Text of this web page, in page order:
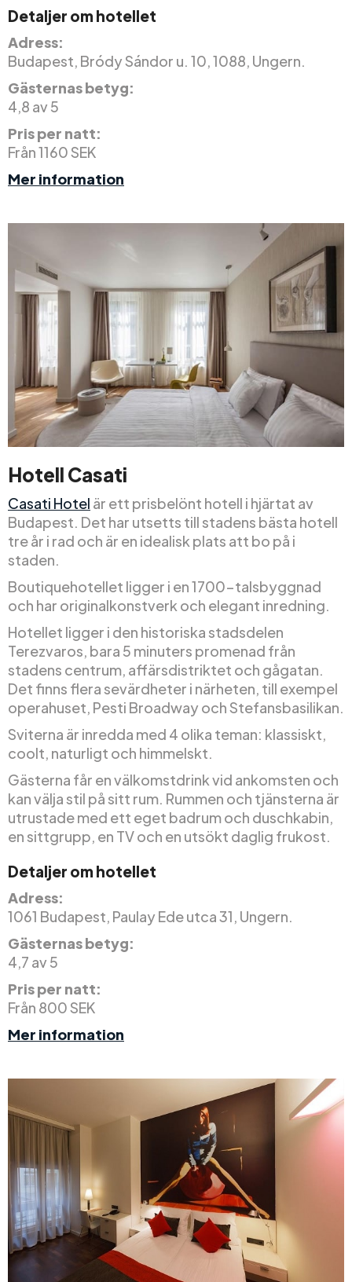
Detaljer om hotellet
Adress:
Budapest, Bródy Sándor u. 10, 1088, Ungern.
Gästernas betyg:
4,8 av 5
Pris per natt:
Från 1160 SEK
Mer information
Hotell Casati
Casati Hotel är ett prisbelönt hotell i hjärtat av
Budapest. Det har utsetts till stadens bästa hotell
tre år i rad och är en idealisk plats att bo på i
staden.
Boutiquehotellet ligger i en 1700-talsbyggnad
och har originalkonstverk och elegant inredning.
Hotellet ligger i den historiska stadsdelen
Terezvaros, bara 5 minuters promenad från
stadens centrum, affärsdistriktet och gågatan.
Det finns flera sevärdheter i närheten, till exempel
operahuset, Pesti Broadway och Stefansbasilikan.
Sviterna är inredda med 4 olika teman: klassiskt,
coolt, naturligt och himmelskt.
Gästerna får en välkomstdrink vid ankomsten och
kan välja stil på sitt rum. Rummen och tjänsterna är
utrustade med ett eget badrum och duschkabin,
en sittgrupp, en TV och en utsökt daglig frukost.
Detaljer om hotellet
Adress:
1061 Budapest, Paulay Ede utca 31, Ungern.
Gästernas betyg:
4,7 av 5
Pris per natt:
Från 800 SEK
Mer information